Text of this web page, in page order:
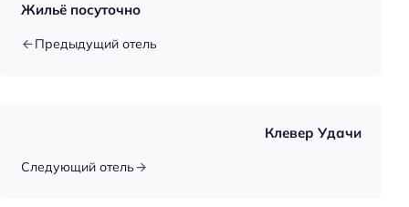
Жильё посуточно
Предыдущий отель
Клевер Удачи
Следующий отель